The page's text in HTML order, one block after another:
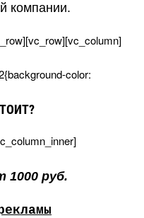
компании.
color:
руб.